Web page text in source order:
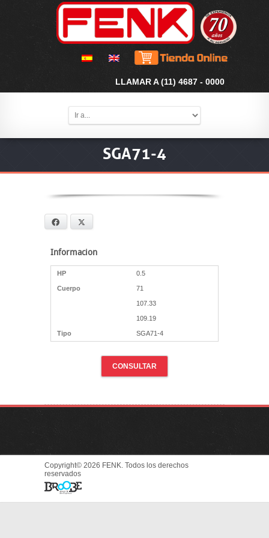
LLAMAR A (11) 4687 - 0000
SGA71-4
Facebook
Informacion
HP 0.5
Cuerpo 71
107.33
109.19
Tipo SGA71-4
CONSULTAR
Copyright© 2026 FENK. Todos los derechos
reservados